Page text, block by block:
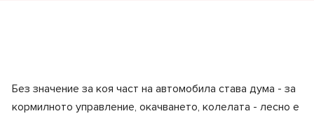
Без значение за коя част на автомобила става дума - за
кормилното управление, окачването, колелата - лесно е